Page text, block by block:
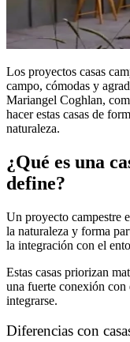
Los proyectos casas
campo, cómodas y
Mariangel Coghlan,
hacer estas casas de
naturaleza.
¿Qué es una
define?
Un proyecto campestre
la naturaleza y forma
la integración con el
Estas casas priorizan
una fuerte conexión con
integrarse.
Diferencias con